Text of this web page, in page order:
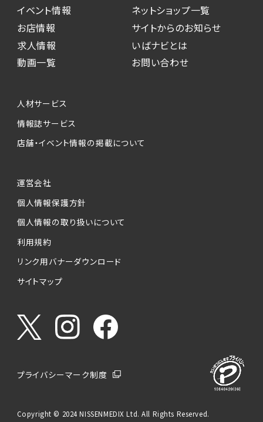
イベント情報
お店情報
求人情報
動画一覧
ネットショップ一覧
サイトからのお知らせ
いばナビとは
お問い合わせ
人材サービス
情報誌サービス
店舗・イベント情報の掲載について
運営会社
個人情報保護方針
個人情報の取り扱いについて
利用規約
リンク用バナーダウンロード
サイトマップ
プライバシーマーク制度
Copyright © 2024 NISSENMEDIX Ltd. All Rights Reserved.